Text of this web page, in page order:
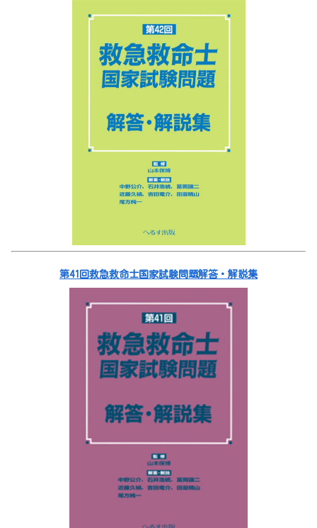
第41回救急救命士国家試験問題解答・解説集